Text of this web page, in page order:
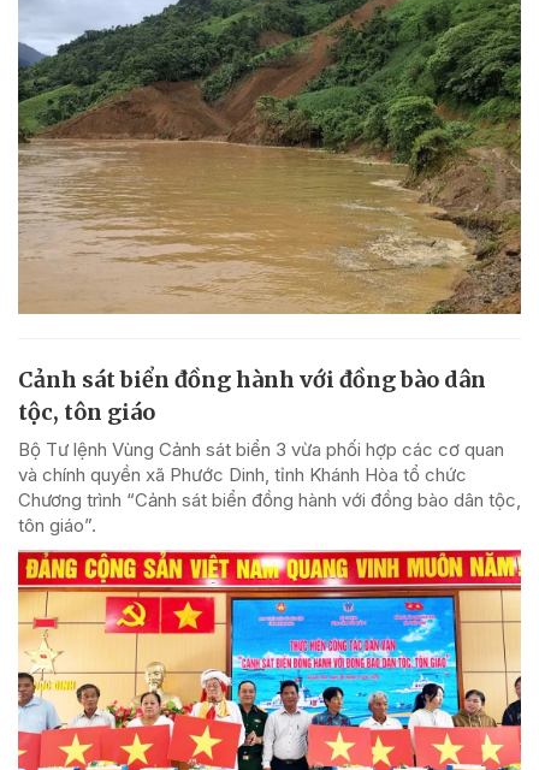
Cảnh sát biển đồng hành với đồng bào dân
tộc, tôn giáo
Bộ Tư lệnh Vùng Cảnh sát biển 3 vừa phối hợp các cơ quan
và chính quyền xã Phước Dinh, tỉnh Khánh Hòa tổ chức
Chương trình “Cảnh sát biển đồng hành với đồng bào dân tộc,
tôn giáo”.